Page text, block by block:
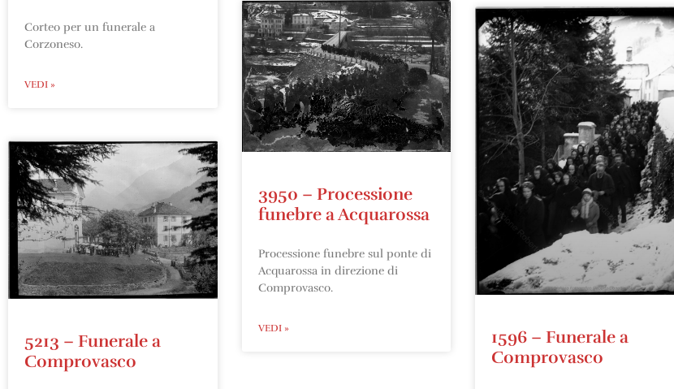
Corteo per un funerale a
Corzoneso.
VEDI »
5213 – Funerale a
Comprovasco
3950 – Processione
funebre a Acquarossa
Processione funebre sul ponte di
Acquarossa in direzione di
Comprovasco.
VEDI »
1596 – Funerale a
Comprovasco